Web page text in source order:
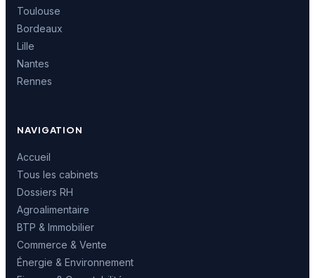
Toulouse
Bordeaux
Lille
Nantes
Rennes
NAVIGATION
Accueil
Tous les cabinets
Dossiers RH
Agroalimentaire
BTP & Immobilier
Commerce & Vente
Énergie & Environnement